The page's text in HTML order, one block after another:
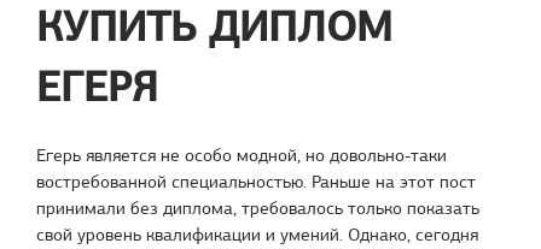
КУПИТЬ ДИПЛОМ
ЕГЕРЯ
Егерь является не особо модной, но довольно-таки
востребованной специальностью. Раньше на этот пост
принимали без диплома, требовалось только показать
свой уровень квалификации и умений. Однако, сегодня